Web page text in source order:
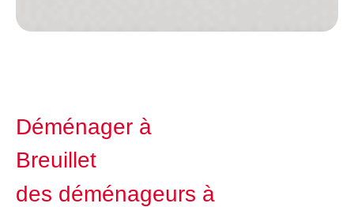
Déménager à
Breuillet
des déménageurs à